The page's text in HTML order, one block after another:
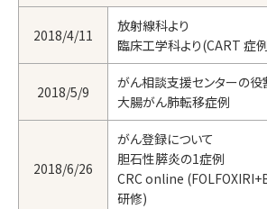
2018/4/11
放射線科より
臨床工学科より(CART 症
2018/5/9
がん相談支援センターの役
大腸がん肺転移症例
2018/6/26
がん登録について
胆石性膵炎の1症例
CRC online
研修)